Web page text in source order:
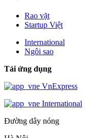
Rao vặt
Startup Việt
International
Ngôi sao
Tải ứng dụng
VnExpress
International
Đường dây nóng